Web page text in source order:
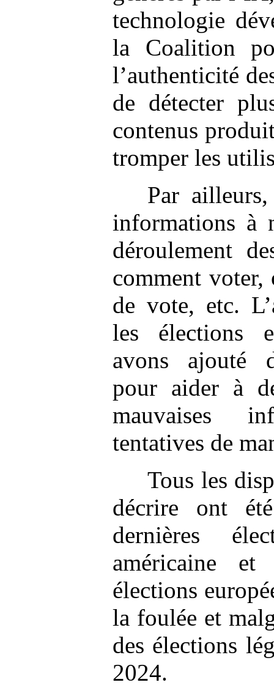
technologie
la Coalition
l’authenticité
de détecter
contenus
tromper les
Par
informations à
déroulement
comment voter,
de vote, etc.
les élections
avons ajouté
pour aider à
mauvaises
tentatives de
Tous les
décrire ont
dernières
américaine
élections
la foulée et
des élections
2024.